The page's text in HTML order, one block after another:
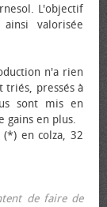
L'objectif
valorisée
n'a rien
triés, pressés à
sont mis en
gains en plus.
en colza, 32
de faire de